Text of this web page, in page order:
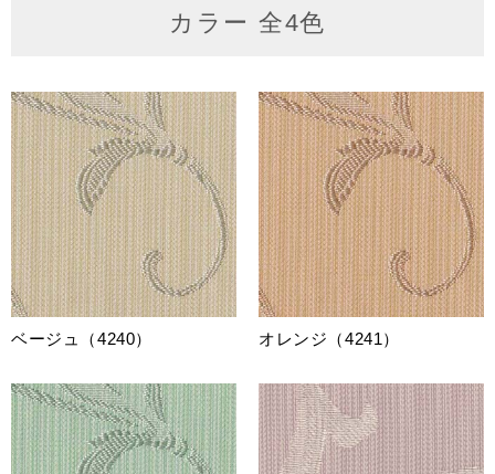
カラー 全4色
ベージュ（4240） オレンジ（4241）